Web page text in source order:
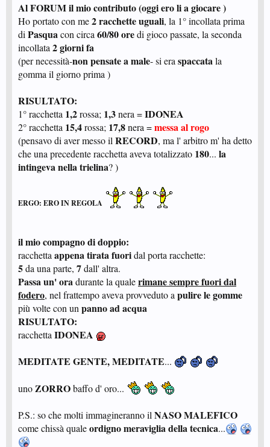
Al FORUM il mio contributo (oggi ero li a giocare )
Ho portato con me2 racchette uguali, la 1° incollata prima
di Pasquacon circa 60/80 oredi gioco passate, la seconda
incollata 2 giorni fa
(per necessità-non pensate a male- si era spaccatala
gomma il giorno prima )
RISULTATO:
1° racchetta 1,2rossa; 1,3nera =IDONEA
2° racchetta 15,4rossa; 17,8nera =messa al rogo
(pensavo di aver messo il RECORD, ma l' arbitro m' ha detto
che una precedente racchetta aveva totalizzato 180... la
intingeva nella trielina? )
ERGO: ERO IN REGOLA
il mio compagno di doppio:
racchetta appena tirata fuoridal porta racchette:
5da una parte, 7dall' altra.
Passa un' oradurante la qualerimane sempre fuori dal
fodero, nel frattempo aveva provveduto a pulire le gomme
più volte con un panno ad acqua
RISULTATO:
racchetta IDONEA
MEDITATE GENTE, MEDITATE...
unoZORRObaffo d' oro...
P.S.: so che molti immagineranno il NASO MALEFICO
come chissà qualeordigno meraviglia della tecnica...